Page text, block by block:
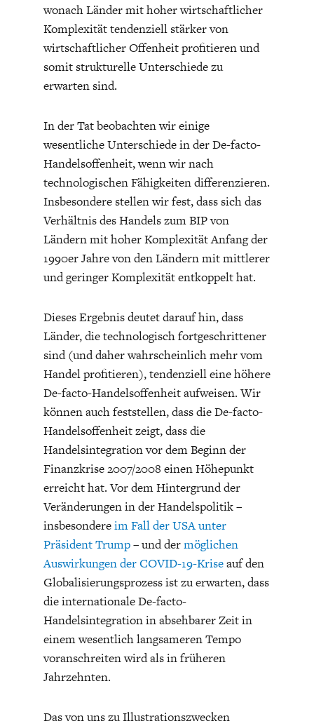
wonach Länder mit hoher wirtschaftlicher
Komplexität tendenziell stärker von
wirtschaftlicher Offenheit profitieren und
somit strukturelle Unterschiede zu
erwarten sind.
In der Tat beobachten wir einige
wesentliche Unterschiede in der De-facto-
Handelsoffenheit, wenn wir nach
technologischen Fähigkeiten differenzieren.
Insbesondere stellen wir fest, dass sich das
Verhältnis des Handels zum BIP von
Ländern mit hoher Komplexität Anfang der
1990er Jahre von den Ländern mit mittlerer
und geringer Komplexität entkoppelt hat.
Dieses Ergebnis deutet darauf hin, dass
Länder, die technologisch fortgeschrittener
sind (und daher wahrscheinlich mehr vom
Handel profitieren), tendenziell eine höhere
De-facto-Handelsoffenheit aufweisen. Wir
können auch feststellen, dass die De-facto-
Handelsoffenheit zeigt, dass die
Handelsintegration vor dem Beginn der
Finanzkrise 2007/2008 einen Höhepunkt
erreicht hat. Vor dem Hintergrund der
Veränderungen in der Handelspolitik –
insbesondereim Fall der USA unter
Präsident Trump– und dermöglichen
Auswirkungen der COVID-19-Kriseauf den
Globalisierungsprozess ist zu erwarten, dass
die internationale De-facto-
Handelsintegration in absehbarer Zeit in
einem wesentlich langsameren Tempo
voranschreiten wird als in früheren
Jahrzehnten.
Das von uns zu Illustrationszwecken